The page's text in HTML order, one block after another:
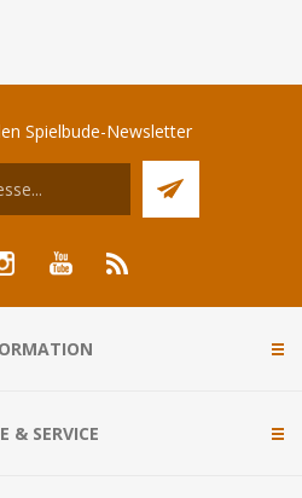
Spielbude-Newsletter
& SERVICE